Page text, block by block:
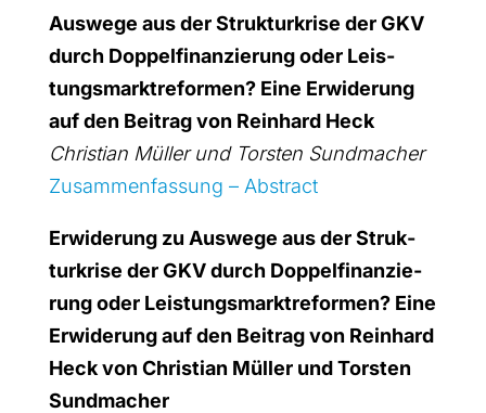
Aus­we­ge aus der Struk­tur­kri­se der GKV
durch Dop­pel­fi­nan­zie­rung oder Leis­
tungs­markt­re­for­men? Eine Erwi­de­rung
auf den Bei­trag von Rein­hard Heck
Chris­ti­an Mül­ler und Tors­ten Sund­ma­cher
Zusam­men­fas­sung – Abs­tract
Erwi­de­rung zu Aus­we­ge aus der Struk­
tur­kri­se der GKV durch Dop­pel­fi­nan­zie­
rung oder Leis­tungs­markt­re­for­men? Eine
Erwi­de­rung auf den Bei­trag von Rein­hard
Heck von Chris­ti­an Mül­ler und Tors­ten
Sund­ma­cher